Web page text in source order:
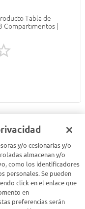
Tabla de
Compartimentos |
acá
y/o cesionarias y/o
almacenan y/o
como los identificadores
personales. Se pueden
click en el enlace que
en
preferencias serán